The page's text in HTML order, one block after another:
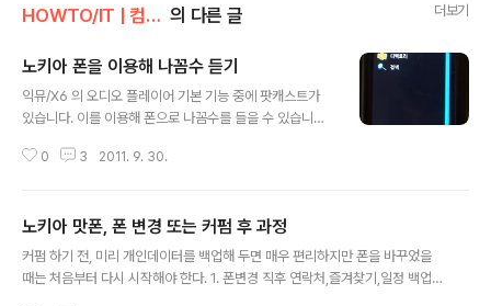
HOWTO/IT | 컴퓨터 의 다른 글 더보기
노키아 폰을 이용해 나꼼수 듣기
익뮤/X6 의 오디오 플레이어 기본 기능 중에 팟캐스트가
있습니다. 이를 이용해 폰으로 나꼼수를 들을 수 있습니다.
px?site=191&page=1&divpage=6&no=30753 )
캐스트를 등록한 뒤엔 클릭 한 번으로 다운로드할 수 있고,
익뮤에 다운로드 됩니다. 그러니 집에서 무선랜을 이용해
다운로드 받아 두고 출/퇴근시 들을 수 있겠습니다. 한번 다
0 3 2011. 9. 30.
노키아 맛폰, 폰 변경 또는 커펌 후 과정
커펌 하기 전, 미리 개인데이터를 백업해 두면 매우 편리하지만 폰을 바꾸었을
때는 처음부터 다시 시작해야 한다. 1. 폰변경 직후 연락처,즐겨찾기,일정 백업